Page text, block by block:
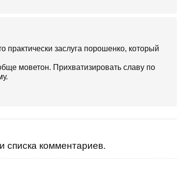
практически заслуга порошенко, который
моветон. Прихватизировать славу по
списка комментариев.